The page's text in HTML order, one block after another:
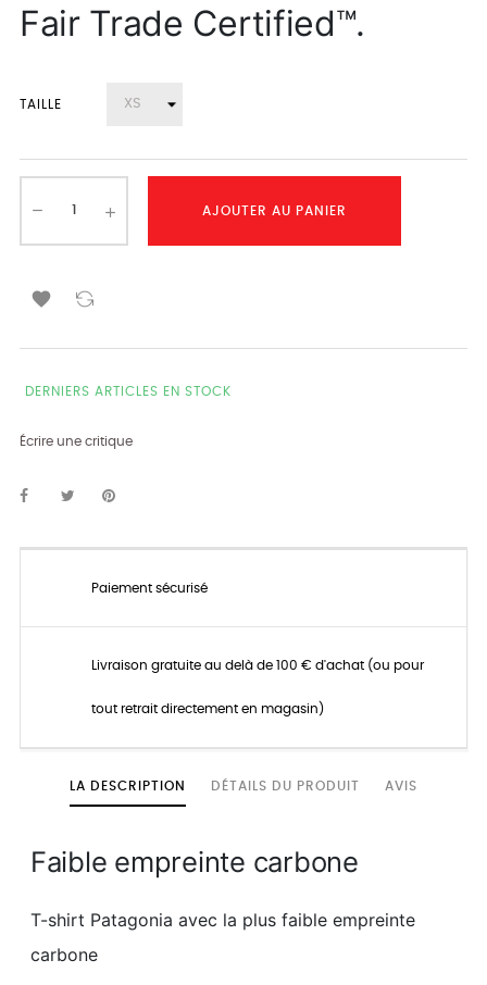
Fair Trade Certified™.
TAILLE
AJOUTER AU PANIER

DERNIERS ARTICLES EN STOCK
Écrire une critique
Paiement sécurisé
Livraison gratuite au delà de 100 € d'achat (ou pour
tout retrait directement en magasin)
LA DESCRIPTION DÉTAILS DU PRODUIT AVIS
Faible empreinte carbone
T-shirt Patagonia avec la plus faible empreinte
carbone